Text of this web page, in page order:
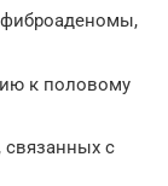
к половому
с